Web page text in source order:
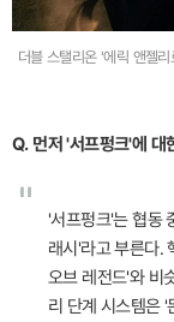
더블 스탤리온 '에릭 앤젤
Q. 먼저 '서프펑크'에 대
"
'서프펑크'는 협동
래시'라고 부른다.
오브 레전드'와 비
리 단계 시스템은 '